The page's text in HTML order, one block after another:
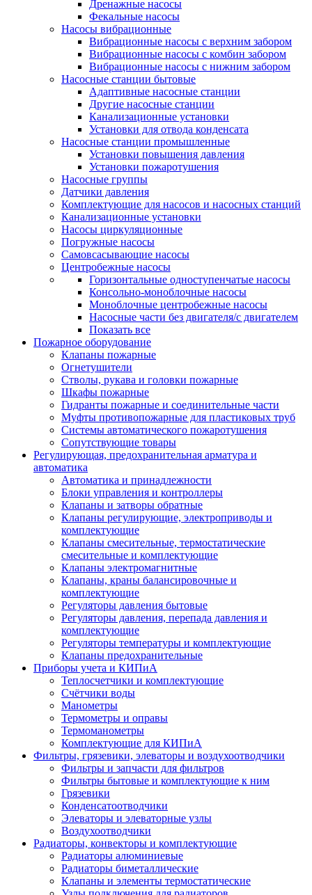
Дренажные насосы
Фекальные насосы
Насосы вибрационные
Вибрационные насосы с верхним забором
Вибрационные насосы с комбин забором
Вибрационные насосы с нижним забором
Насосные станции бытовые
Адаптивные насосные станции
Другие насосные станции
Канализационные установки
Установки для отвода конденсата
Насосные станции промышленные
Установки повышения давления
Установки пожаротушения
Насосные группы
Датчики давления
Комплектующие для насосов и насосных станций
Канализационные установки
Насосы циркуляционные
Погружные насосы
Самовсасывающие насосы
Центробежные насосы
Горизонтальные одноступенчатые насосы
Консольно-моноблочные насосы
Моноблочные центробежные насосы
Насосные части без двигателя/с двигателем
Показать все
Пожарное оборудование
Клапаны пожарные
Огнетушители
Стволы, рукава и головки пожарные
Шкафы пожарные
Гидранты пожарные и соединительные части
Муфты противопожарные для пластиковых труб
Системы автоматического пожаротушения
Сопутствующие товары
Регулирующая, предохранительная арматура и
автоматика
Автоматика и принадлежности
Блоки управления и контроллеры
Клапаны и затворы обратные
Клапаны регулирующие, электроприводы и
комплектующие
Клапаны смесительные, термостатические
смесительные и комплектующие
Клапаны электромагнитные
Клапаны, краны балансировочные и
комплектующие
Регуляторы давления бытовые
Регуляторы давления, перепада давления и
комплектующие
Регуляторы температуры и комплектующие
Клапаны предохранительные
Приборы учета и КИПиА
Теплосчетчики и комплектующие
Счётчики воды
Манометры
Термометры и оправы
Термоманометры
Комплектующие для КИПиА
Фильтры, грязевики, элеваторы и воздухоотводчики
Фильтры и запчасти для фильтров
Фильтры бытовые и комплектующие к ним
Грязевики
Конденсатоотводчики
Элеваторы и элеваторные узлы
Воздухоотводчики
Радиаторы, конвекторы и комплектующие
Радиаторы алюминиевые
Радиаторы биметаллические
Клапаны и элементы термостатические